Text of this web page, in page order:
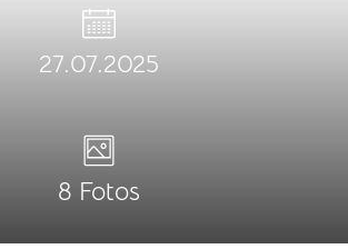
27.07.2025
8 Fotos